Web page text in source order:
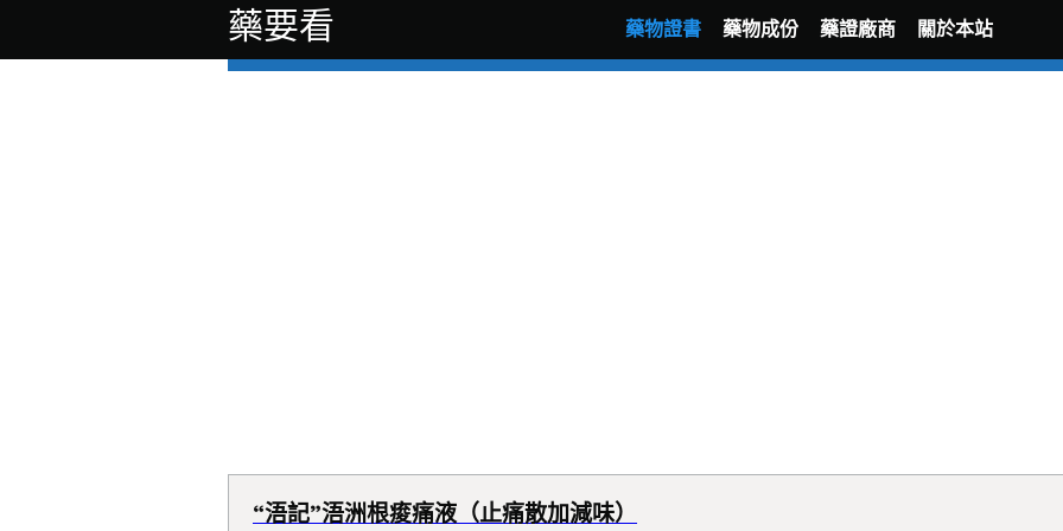
藥要看 藥物證書 藥物成份 藥證廠商 關於本站
“浯記”浯洲根痠痛液（止痛散加減味）